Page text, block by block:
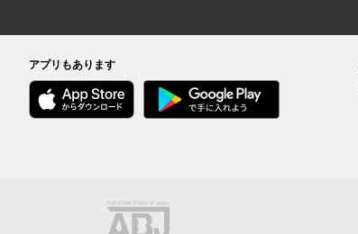
アプリもあります